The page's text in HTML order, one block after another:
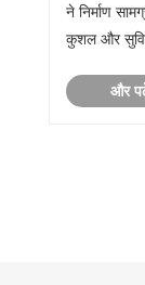
ने निर्माण
कुशल और
और